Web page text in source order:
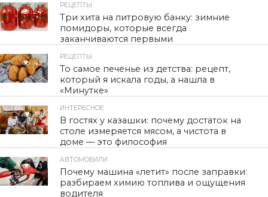
24
РЕЦЕПТЫ
Три хита на литровую банку: зимние
помидоры, которые всегда
заканчиваются первыми
43
РЕЦЕПТЫ
То самое печенье из детства: рецепт,
который я искала годы, а нашла в
«Минутке»
59
ИНТЕРЕСНОЕ
В гостях у казашки: почему достаток на
столе измеряется мясом, а чистота в
доме — это философия
73
АВТОМОБИЛИ
Почему машина «летит» после заправки:
разбираем химию топлива и ощущения
водителя